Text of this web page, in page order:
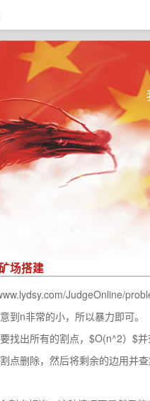
场搭建
JudgeOnline/
到n非常的小，所以暴力即可。
找出所有的割点，$O(n^2）$并
点删除，然后将剩余的边用并查